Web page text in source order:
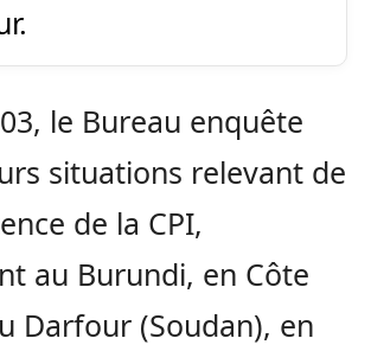
le Bureau enquête
situations relevant de
de la CPI,
au Burundi, en Côte
Darfour (Soudan), en